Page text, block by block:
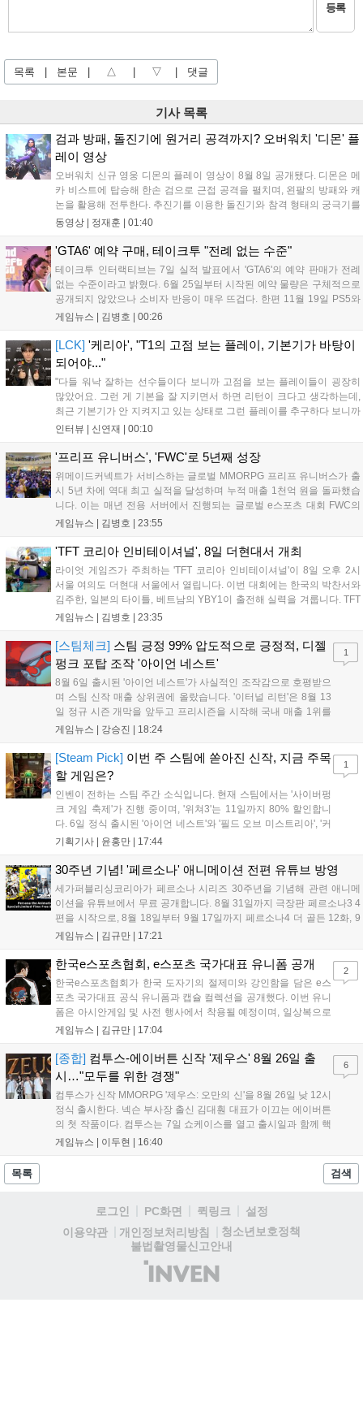
등록
목록 | 본문 | △ | ▽ | 댓글
기사 목록
검과 방패, 돌진기에 원거리 공격까지? 오버워치 '디몬' 플
레이 영상
오버워치 신규 영웅 디몬의 플레이 영상이 8월 8일 공개됐다. 디몬은 메
카 비스트에 탑승해 한손 검으로 근접 공격을 펼치며, 왼팔의 방패와 캐
논을 활용해 전투한다. 추진기를 이용한 돌진기와 참격 형태의 궁극기를
보유했고, 메카 파괴 시 맨몸으로 기관총을 사용하는 특징이 있다. 디몬
출시될 예정이다....
동영상 | 정재훈 | 01:40
'GTA6' 예약 구매, 테이크투 "전례 없는 수준"
테이크투 인터랙티브는 7일 실적 발표에서 'GTA6'의 예약 판매가 전례
없는 수준이라고 밝혔다. 6월 25일부터 시작된 예약 물량은 구체적으로
공개되지 않았으나 소비자 반응이 매우 뜨겁다. 한편 11월 19일 PS5와
Xbox 시리즈 X|S로 정식 출시될 예정이며, 록스타 게임즈는 한국 시각
Extended Look'을 최초 공개할 계획이다....
게임뉴스 | 김병호 | 00:26
[LCK] '케리아', "T1의 고점 보는 플레이, 기본기가 바탕이
되어야..."
"다들 워낙 잘하는 선수들이다 보니까 고점을 보는 플레이들이 굉장히
많았어요. 그런 게 기본을 잘 지키면서 하면 리턴이 크다고 생각하는데,
최근 기본기가 안 지켜지고 있는 상태로 그런 플레이를 추구하다 보니까
팀적으로 안 좋은 사고가 계속 많이 났던 것 같습니다." T1은 6일 서울 종
인터뷰 | 신연재 | 00:10
'프리프 유니버스', 'FWC'로 5년째 성장
위메이드커넥트가 서비스하는 글로벌 MMORPG 프리프 유니버스가 출
시 5년 차에 역대 최고 실적을 달성하며 누적 매출 1천억 원을 돌파했습
니다. 이는 매년 전용 서버에서 진행되는 글로벌 e스포츠 대회 FWC의
영향이 큽니다. FWC는 이용자가 동일한 조건에서 시즌을 함께 즐기는
대폭 상승하는 성과를 냈습니다. 오는 10월 필리핀 마닐라에서 총상금
이드커넥트는 이를 통해 커뮤니티 중심의 장기 성장 모델을 지속할 방침
입니다....
게임뉴스 | 김병호 | 23:55
'TFT 코리아 인비테이셔널', 8일 더현대서 개최
라이엇 게임즈가 주최하는 'TFT 코리아 인비테이셔널'이 8일 오후 2시
서울 여의도 더현대 서울에서 열립니다. 이번 대회에는 한국의 박찬서와
김주한, 일본의 타이틀, 베트남의 YBY1이 출전해 실력을 겨룹니다. TFT
는 소속팀 없이 개인 자격으로 참가하는 독특한 대회 구조를 가지며, 누
17일까지 이어지는 이번 행사는 신규 세트 체험과 공연 등 다양한 즐길
거리를 제공하며, 이후 현대백화점 판교점에서도 행사가 이어질 예정입
니다. 연말에는 라스베이거스 오픈이 개최됩니다....
게임뉴스 | 김병호 | 23:35
[스팀체크] 스팀 긍정 99% 압도적으로 긍정적, 디젤
펑크 포탑 조작 '아이언 네스트'
8월 6일 출시된 '아이언 네스트'가 사실적인 조작감으로 호평받으
며 스팀 신작 매출 상위권에 올랐습니다. '이터널 리턴'은 8월 13
일 정규 시즌 개막을 앞두고 프리시즌을 시작해 국내 매출 1위를
기록했습니다. 25주년을 맞은 '고스트 리콘' 시리즈는 8월 6일 쇼
'마블 투혼: 파이팅 소울즈'와 레트로 수리 시뮬레이션 '리스토
리'도 스팀에 정식 출시되었습니다....
게임뉴스 | 강승진 | 18:24
1
[Steam Pick] 이번 주 스팀에 쏟아진 신작, 지금 주목
할 게임은?
인벤이 전하는 스팀 주간 소식입니다. 현재 스팀에서는 '사이버펑
크 게임 축제'가 진행 중이며, '위쳐3'는 11일까지 80% 할인합니
다. 6일 정식 출시된 '아이언 네스트'와 '필드 오브 미스트리아', '커
세어 코브'가 호평받고 있습니다. 한편, 7일 출시된 '마블 투혼'은
다. 유비소프트의 '고스트리콘: 와일드랜드'는 7년 만의 대규모 업
기획기사 | 윤홍만 | 17:44
1
30주년 기념! '페르소나' 애니메이션 전편 유튜브 방영
세가퍼블리싱코리아가 페르소나 시리즈 30주년을 기념해 관련 애니메
이션을 유튜브에서 무료 공개합니다. 8월 31일까지 극장판 페르소나3 4
편을 시작으로, 8월 18일부터 9월 17일까지 페르소나4 더 골든 12화, 9
월 15일부터 10월 14일까지 페르소나5 시리즈가 순차 공개됩니다. 또한
영상 및 대형 전광판에 소개될 예정입니다....
게임뉴스 | 김규만 | 17:21
한국e스포츠협회, e스포츠 국가대표 유니폼 공개
한국e스포츠협회가 한국 도자기의 절제미와 강인함을 담은 e스
포츠 국가대표 공식 유니폼과 캡슐 컬렉션을 공개했다. 이번 유니
폼은 아시안게임 및 사전 행사에서 착용될 예정이며, 일상복으로
구성된 컬렉션은 오는 8월 28일부터 골스튜디오 공식 홈페이지
서는 대회 규정에 따라 별도의 유니폼을 착용할 계획이다....
게임뉴스 | 김규만 | 17:04
2
[종합] 컴투스-에이버튼 신작 '제우스' 8월 26일 출
시…"모두를 위한 경쟁"
컴투스가 신작 MMORPG '제우스: 오만의 신'을 8월 26일 낮 12시
정식 출시한다. 넥슨 부사장 출신 김대훤 대표가 이끄는 에이버튼
의 첫 작품이다. 컴투스는 7일 쇼케이스를 열고 출시일과 함께 핵
심 콘텐츠, 유료화 정책, 운영 방향을 공개했다. 캐릭터명 선점은
게임뉴스 | 이두현 | 16:40
6
목록 검색
로그인 PC화면 퀵링크
설정
이용약관
개인정보처리방침
청소년보호정책
불법촬영물신고안내
(주)
인